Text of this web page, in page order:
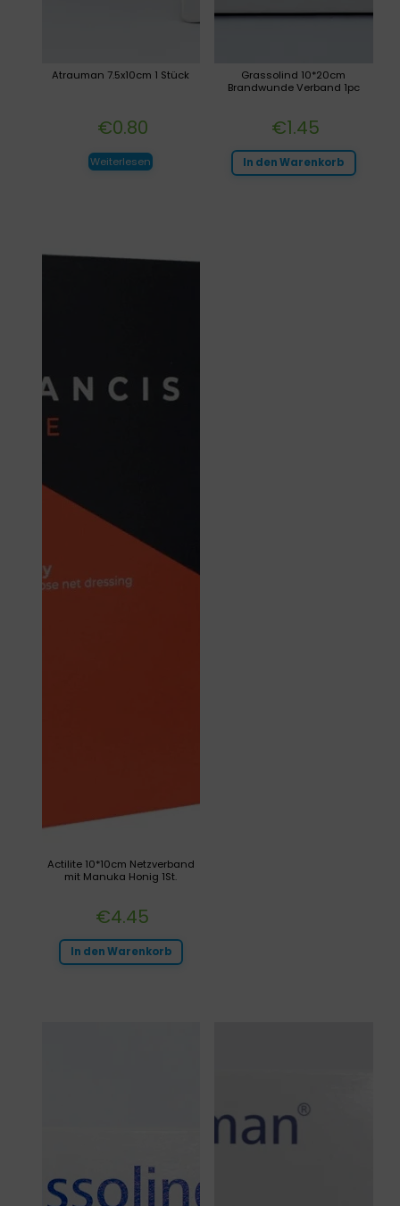
Grassolind 10*20cm
Brandwunde Verband 1pc
€1.45
In den Warenkorb
Atrauman 7.5x10cm 1 Stück
€0.80
Weiterlesen
Actilite 10*10cm Netzverband
mit Manuka Honig 1St.
€4.45
In den Warenkorb